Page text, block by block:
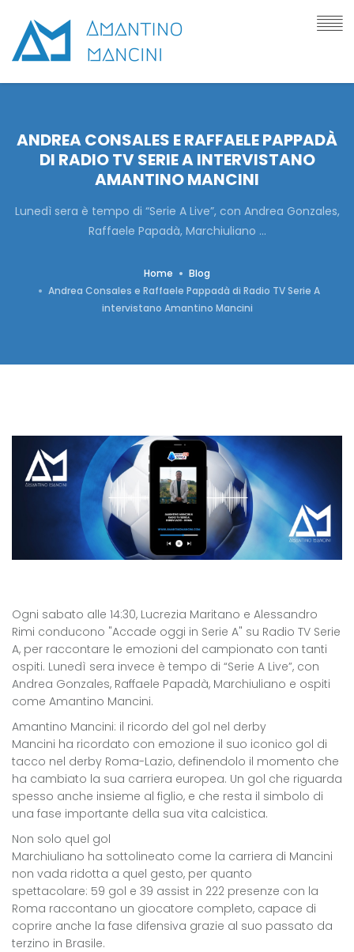
ANDREA CONSALES E RAFFAELE PAPPADÀ
DI RADIO TV SERIE A INTERVISTANO
AMANTINO MANCINI
Lunedì sera è tempo di “Serie A Live”, con Andrea Gonzales,
Raffaele Papadà, Marchiuliano ...
Home
Blog
Andrea Consales e Raffaele Pappadà di Radio TV Serie A
intervistano Amantino Mancini
Ogni sabato alle 14:30, Lucrezia Maritano e Alessandro
Rimi conducono "Accade oggi in Serie A" su Radio TV Serie
A, per raccontare le emozioni del campionato con tanti
ospiti. Lunedì sera invece è tempo di “Serie A Live”, con
Andrea Gonzales, Raffaele Papadà, Marchiuliano e ospiti
come Amantino Mancini.
Amantino Mancini: il ricordo del gol nel derby
Mancini ha ricordato con emozione il suo iconico gol di
tacco nel derby Roma-Lazio, definendolo il momento che
ha cambiato la sua carriera europea. Un gol che riguarda
spesso anche insieme al figlio, e che resta il simbolo di
una fase importante della sua vita calcistica.
Non solo quel gol
Marchiuliano ha sottolineato come la carriera di Mancini
non vada ridotta a quel gesto, per quanto
spettacolare: 59 gol e 39 assist in 222 presenze con la
Roma raccontano un giocatore completo, capace di
coprire anche la fase difensiva grazie al suo passato da
terzino in Brasile.